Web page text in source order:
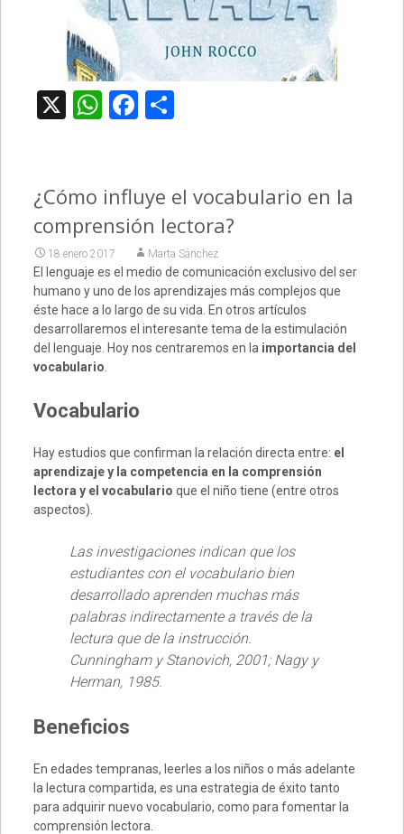
X WhatsApp
Facebook
Compartir
¿Cómo influye el vocabulario en la
comprensión lectora?
18 enero 2017 Marta Sánchez
El lenguaje es el medio de comunicación exclusivo del ser
humano y uno de los aprendizajes más complejos que
éste hace a lo largo de su vida. En otros artículos
desarrollaremos el interesante tema de la estimulación
del lenguaje. Hoy nos centraremos en la importancia del
vocabulario
Vocabulario
Hay estudios que confirman la relación directa entre: el
aprendizaje y la competencia en la comprensión
lectora y el vocabulario que el niño tiene (entre otros
aspectos).
Las investigaciones indican que los
estudiantes con el vocabulario bien
desarrollado aprenden muchas más
palabras indirectamente a través de la
lectura que de la instrucción.
Cunningham y Stanovich, 2001; Nagy y
Herman, 1985.
Beneficios
En edades tempranas, leerles a los niños o más adelante
la lectura compartida, es una estrategia de éxito tanto
para adquirir nuevo vocabulario, como para fomentar la
comprensión lectora.